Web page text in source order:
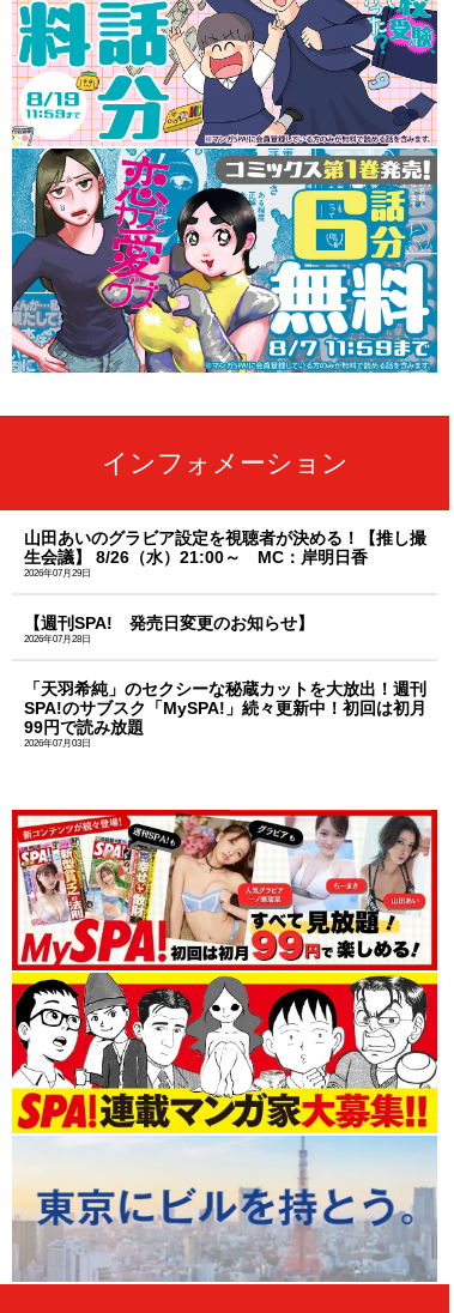
インフォメーション
山田あいのグラビア設定を視聴者が決める！【推し撮
生会議】 8/26（水）21:00～ MC：岸明日香
2026年07月29日
【週刊SPA! 発売日変更のお知らせ】
2026年07月28日
「天羽希純」のセクシーな秘蔵カットを大放出！週刊
SPA!のサブスク「MySPA!」続々更新中！初回は初月
99円で読み放題
2026年07月03日